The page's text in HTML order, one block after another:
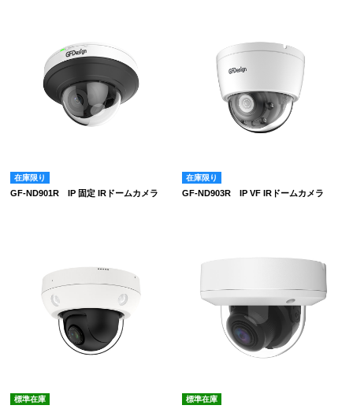
在庫限り
GF-ND901R IP 固定 IRドームカメラ
在庫限り
GF-ND903R IP VF IRドームカメラ
標準在庫 標準在庫